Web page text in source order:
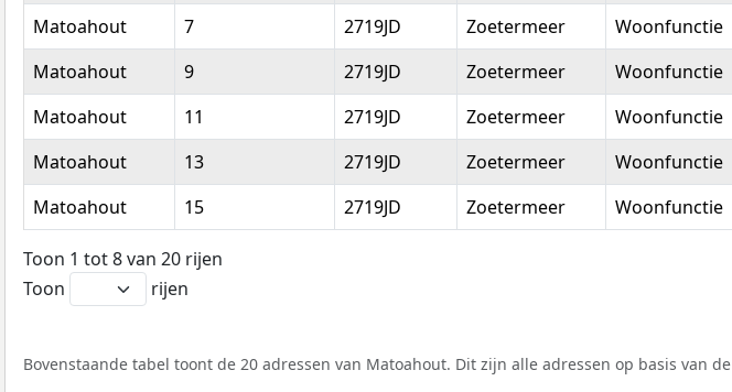
Matoahout
7 2719JD Zoetermeer Woonfunctie
Matoahout
9 2719JD Zoetermeer Woonfunctie
Matoahout
11 2719JD Zoetermeer Woonfunctie
Matoahout
13 2719JD Zoetermeer Woonfunctie
Matoahout
15 2719JD Zoetermeer Woonfunctie
Toon 1 tot 8 van 20 rijen
Toon
rijen
Bovenstaande tabel toont de 20 adressen van Matoahout. Dit zijn alle adressen op basis van de